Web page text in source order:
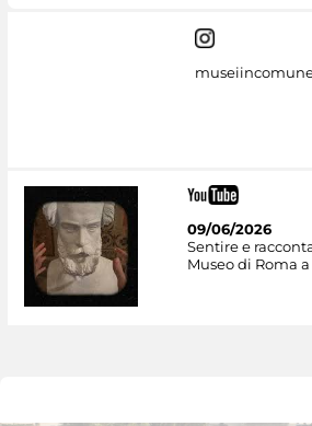
09/06/2026
Sentire e
Museo di Roma